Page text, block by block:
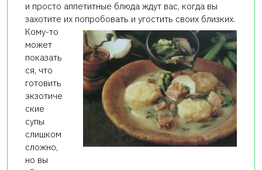
и просто аппетитные блюда ждут вас, когда вы
захотите их попробовать и угостить своих близких.
Кому-то
может
показать
ся, что
готовить
экзотиче
ские
супы
слишком
сложно,
но вы